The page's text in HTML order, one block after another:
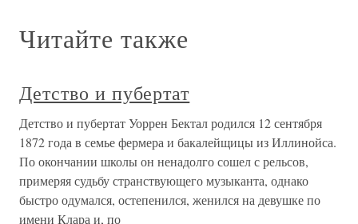
Читайте также
Детство и пубертат
Детство и пубертат Уоррен Бектал родился 12 сентября
1872 года в семье фермера и бакалейщицы из Иллинойса.
По окончании школы он ненадолго сошел с рельсов,
примеряя судьбу странствующего музыканта, однако
быстро одумался, остепенился, женился на девушке по
имени Клара и, по